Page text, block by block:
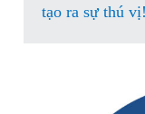
tạo ra sự thú vị!